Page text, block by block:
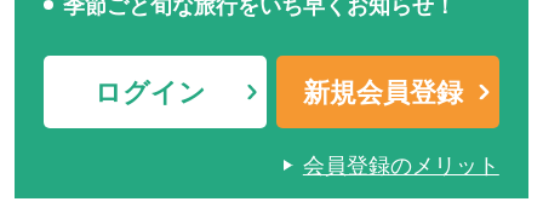
季節ごと旬な旅行をいち早くお知らせ！
ログイン 新規会員登録
会員登録のメリット